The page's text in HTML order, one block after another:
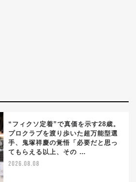
“フィクソ定着”で真価を示す28歳。
プロクラブを渡り歩いた超万能型選
手、鬼塚祥慶の覚悟「必要だと思っ
てもらえる以上、その …
2026.08.08